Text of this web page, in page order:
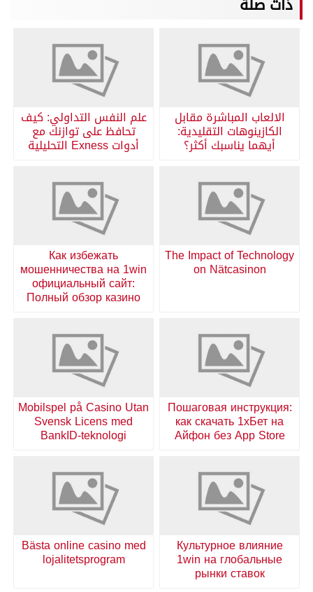
الالعاب المباشرة مقابل
الكازينوهات التقليدية:
أيهما يناسبك أكثر؟
علم النفس التداولي: كيف
تحافظ على توازنك مع
أدوات Exness التحليلية
The Impact of Technology
on Nätcasinon
Как избежать
мошенничества на 1win
официальный сайт:
Полный обзор казино
Пошаговая инструкция:
как скачать 1хБет на
Айфон без App Store
Mobilspel på Casino Utan
Svensk Licens med
BankID-teknologi
Культурное влияние
1win на глобальные
рынки ставок
Bästa online casino med
lojalitetsprogram